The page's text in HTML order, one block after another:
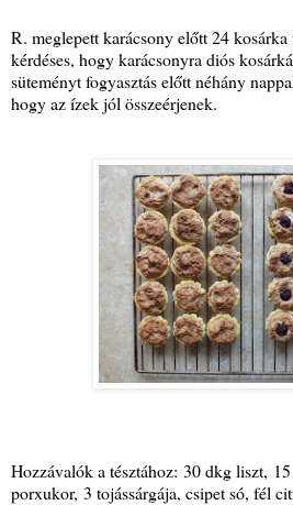
R. meglepett karácsony előtt 24
kérdéses, hogy karácsonyra diós
süteményt fogyasztás előtt néhány
hogy az ízek jól összeérjenek.
Hozzávalók a tésztához: 30 dkg liszt,
porxukor, 3 tojássárgája, csipet só, fél